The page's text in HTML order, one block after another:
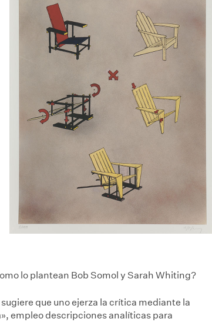
lo plantean Bob Somol y Sarah Whiting?
que uno ejerza la crítica mediante la
empleo descripciones analíticas para